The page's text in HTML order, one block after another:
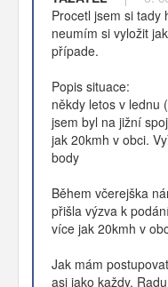
Procetl jsem si tady
neumím si vyložit
případe.
Popis situace:
někdy letos v lednu
jsem byl na jižní
jak 20kmh v obci.
body
Během včerejška
přišla výzva k
více jak 20kmh v
Jak mám
asi jako každy.